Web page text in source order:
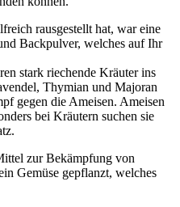
rausgestellt hat, war eine
Backpulver, welches auf Ihr
stark riechende Kräuter ins
Thymian und Majoran
gegen die Ameisen. Ameisen
bei Kräutern suchen sie
zur Bekämpfung von
Gemüse gepflanzt, welches